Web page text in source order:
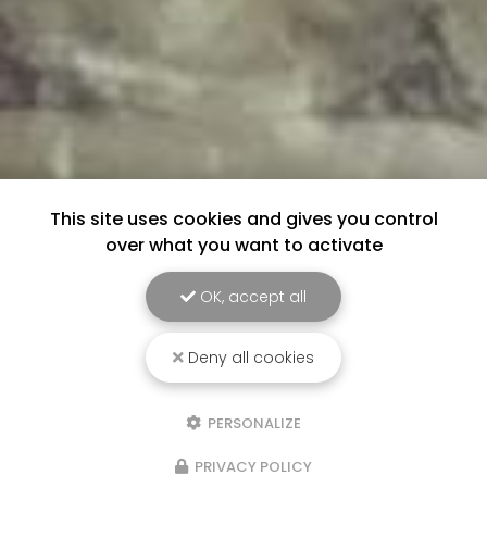
This site uses cookies and gives you control
over what you want to activate
OK, accept all
Deny all cookies
PERSONALIZE
PRIVACY POLICY